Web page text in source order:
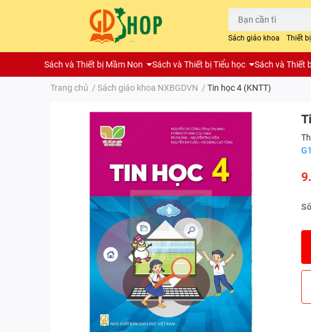
Sách giáo khoa Thiết
Sách và Thiết bị Mầm Non Sách và Thiết bị Tiểu học Sách và Thiết
Trang chủ / Sách giáo khoa NXBGDVN / Tin học 4 (KNTT)